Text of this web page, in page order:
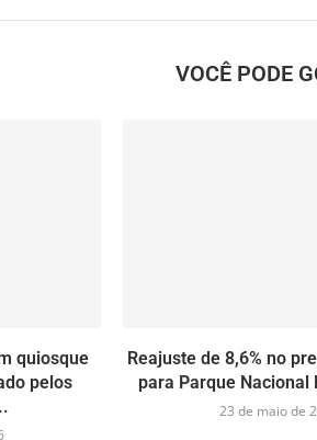
VOCÊ PODE
quiosque
pelos
Reajuste de 8,6% no
para Parque Nacional
23 de maio de